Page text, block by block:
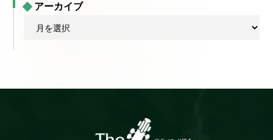
アーカイブ
ブ